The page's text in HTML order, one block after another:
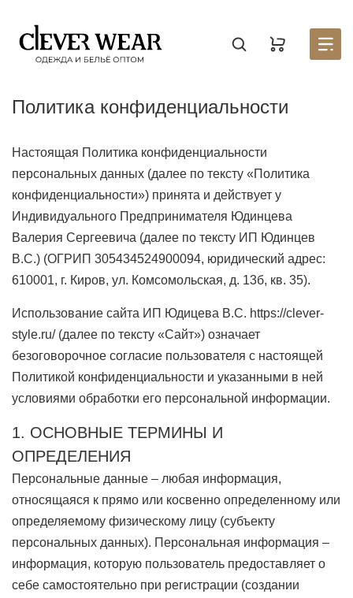
Политика конфиденциальности
Настоящая Политика конфиденциальности
персональных данных (далее по тексту «Политика
конфиденциальности») принята и действует у
Индивидуального Предпринимателя Юдинцева
Валерия Сергеевича (далее по тексту ИП Юдинцев
В.С.) (ОГРИП 305434524900094, юридический адрес:
610001, г. Киров, ул. Комсомольская, д. 13б, кв. 35).
Использование сайта ИП Юдицева В.С. https://clever-
style.ru/ (далее по тексту «Сайт») означает
безоговорочное согласие пользователя с настоящей
Политикой конфиденциальности и указанными в ней
условиями обработки его персональной информации.
1. ОСНОВНЫЕ ТЕРМИНЫ И
ОПРЕДЕЛЕНИЯ
Персональные данные – любая информация,
относящаяся к прямо или косвенно определенному или
определяемому физическому лицу (субъекту
персональных данных). Персональная информация –
информация, которую пользователь предоставляет о
себе самостоятельно при регистрации (создании
узнать первым о запуске личного кабинета,
пользователям. Пожалуйста зарегистрируйтесь на
ВОЙТИ В АККАУНТ
ЗАБЫЛИ ПАРОЛЬ?
Письмо не пришло? Напишите нам на
СОЗДАТЬ